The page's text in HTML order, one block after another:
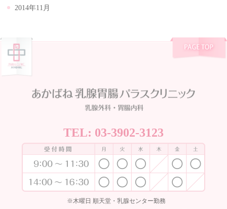
2014年11月
TEL: 03-3902-3123
※木曜日 順天堂・乳腺センター勤務